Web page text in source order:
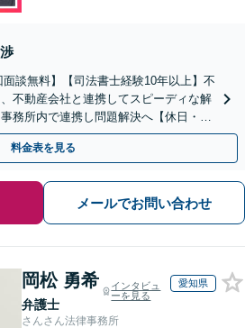
面談無料】【司法書士経験10年以上】不
不動産会社と連携してスピーディな解
務所内で連携し問題解決へ【休日・夜
虎ノ門駅1分】
料金表を見る
メールでお問い合わせ
岡松 勇希
弁護士
インタビュ
ーを見る
愛知県
さんさん法律事務所